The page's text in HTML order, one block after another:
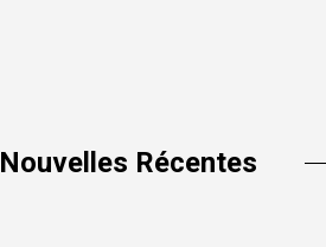
Nouvelles Récentes